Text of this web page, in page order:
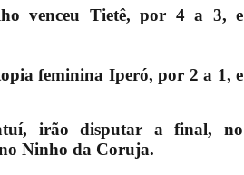
venceu Tietê, por 4 a 3, e
feminina Iperó, por 2 a 1, e
irão disputar a final, no
Ninho da Coruja.